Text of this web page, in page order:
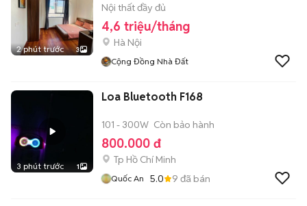
2 phút trước 3
Nội thất đầy đủ
4,6 triệu/tháng
Hà Nội
Cộng Đồng Nhà Đất
3 phút trước 1
Loa Bluetooth F168
101 - 300W Còn bảo hành
800.000 đ
Tp Hồ Chí Minh
Quốc An 5.0 9 đã bán